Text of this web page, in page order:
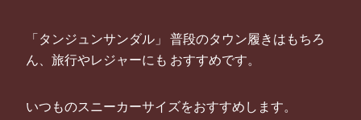
「タンジュンサンダル」 普段のタウン履きはもちろ
ん、旅行やレジャーにも おすすめです。
いつものスニーカーサイズをおすすめします。